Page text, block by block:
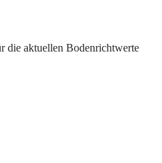
die aktuellen Bodenrichtwerte